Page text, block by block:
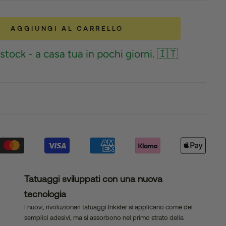
AGGIUNGI AL CARRELLO
- a casa tua in pochi giorni. 🇮🇹
Tatuaggi sviluppati con una nuova
tecnologia
I nuovi, rivoluzionari tatuaggi Inkster si applicano come dei
semplici adesivi, ma si assorbono nel primo strato della